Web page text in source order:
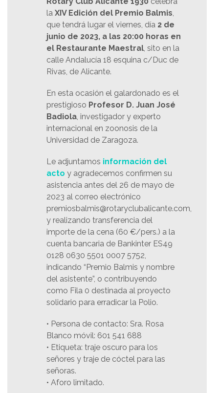
la XIV Edición del Premio Balmis,
que tendrá lugar el viernes, día 2 de
junio de 2023, a las 20:00 horas en
el Restaurante Maestral, sito en la
calle Andalucía 18 esquina c/Duc de
Rivas, de Alicante.
En esta ocasión el galardonado es el
prestigioso Profesor D. Juan José
Badiola, investigador y experto
internacional en zoonosis de la
Universidad de Zaragoza.
Le adjuntamos información del
acto y agradecemos confirmen su
asistencia antes del 26 de mayo de
2023 al correo electrónico
premiosbalmis@rotaryclubalicante.com,
y realizando transferencia del
importe de la cena (60 €/pers.) a la
cuenta bancaria de Bankinter ES49
0128 0630 5501 0007 5752,
indicando “Premio Balmis y nombre
del asistente”, o contribuyendo
como Fila 0 destinada al proyecto
solidario para erradicar la Polio.
• Persona de contacto: Sra. Rosa
Blanco móvil: 601 541 688
• Etiqueta: traje oscuro para los
señores y traje de cóctel para las
señoras.
• Aforo limitado.